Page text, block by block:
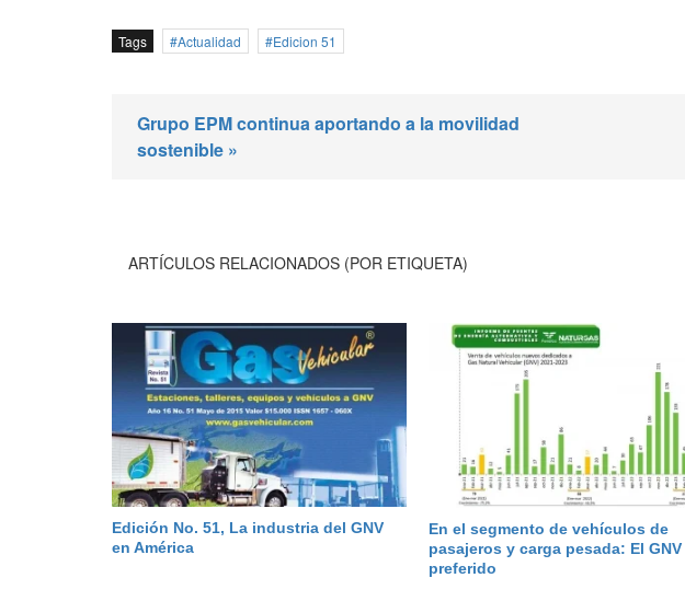
Tags Actualidad Edicion 51
Grupo EPM continua aportando a la movilidad
sostenible »
ARTÍCULOS RELACIONADOS (POR ETIQUETA)
Edición No. 51, La industria del GNV
en América
En el segmento de vehículos de
pasajeros y carga pesada: El GNV
preferido